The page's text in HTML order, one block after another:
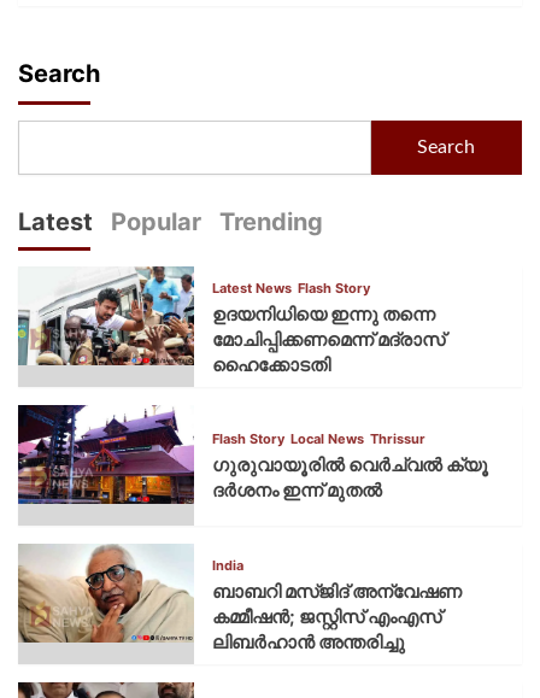
Search
Search
Latest Popular Trending
Latest News Flash Story
ഉദയനിധിയെ ഇന്നു തന്നെ
മോചിപ്പിക്കണമെന്ന് മദ്രാസ്
ഹൈക്കോടതി
Flash Story Local News Thrissur
ഗുരുവായൂരില്‍ വെര്‍ച്വല്‍ ക്യൂ
ദര്‍ശനം ഇന്ന് മുതല്‍
India
ബാബറി മസ്ജിദ് അന്വേഷണ
കമ്മീഷന്‍; ജസ്റ്റിസ് എംഎസ്
ലിബര്‍ഹാന്‍ അന്തരിച്ചു